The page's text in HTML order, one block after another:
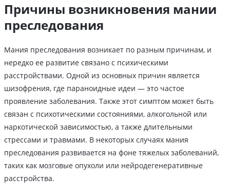
Причины возникновения мании
преследования
Мания преследования возникает по разным причинам, и
нередко ее развитие связано с психическими
расстройствами. Одной из основных причин является
шизофрения, где параноидные идеи — это частое
проявление заболевания. Также этот симптом может быть
связан с психотическими состояниями, алкогольной или
наркотической зависимостью, а также длительными
стрессами и травмами. В некоторых случаях мания
преследования развивается на фоне тяжелых заболеваний,
таких как мозговые опухоли или нейродегенеративные
расстройства.